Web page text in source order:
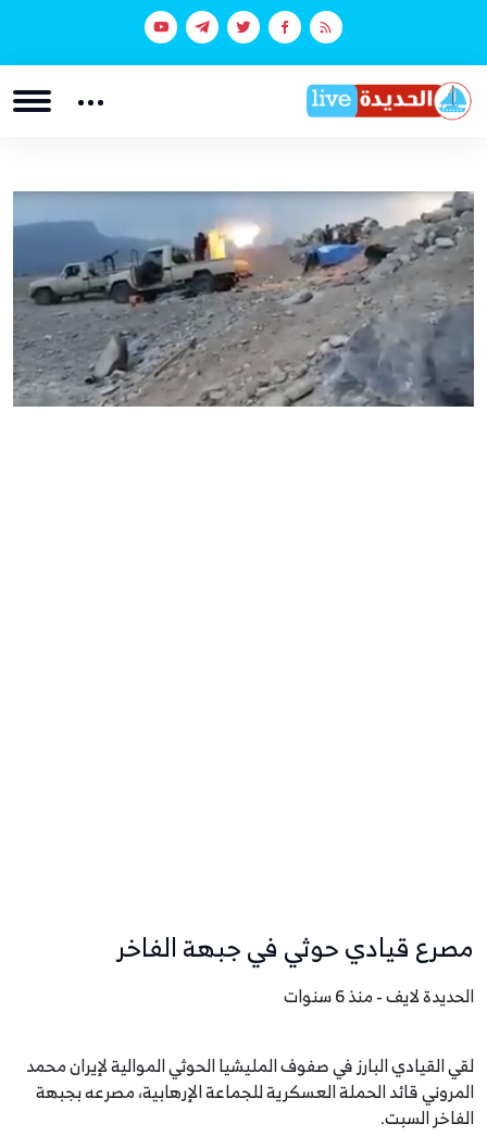
مصرع قيادي حوثي في جبهة الفاخر
الحديدة لايف - منذ 6 سنوات
لقي القيادي البارز في صفوف المليشيا الحوثي الموالية لإيران محمد
المروني قائد الحملة العسكرية للجماعة الإرهابية، مصرعه بجبهة
الفاخر السبت.